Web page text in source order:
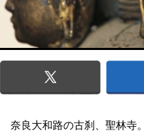
奈良大和路の古刹、聖林寺